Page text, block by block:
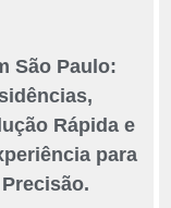
São Paulo:
Rápida e
para